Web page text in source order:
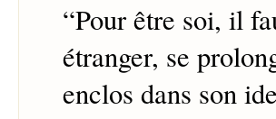
“Pour être soi, il
étranger, se
enclos dans son